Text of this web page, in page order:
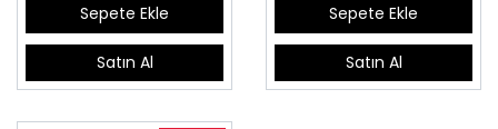
Sepete Ekle
Satın Al
Sepete Ekle
Satın Al